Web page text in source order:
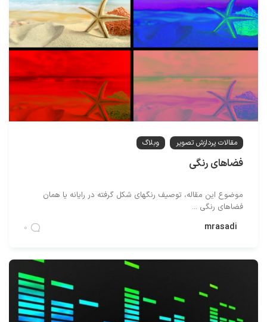
مقالات پردازش تصویر وبلاگ
فضاهای رنگی
موضوع این مقاله، توصیف رنگهای شکل گرفته در رایانه یا همان
فضاهای رنگی ...
mrasadi
0